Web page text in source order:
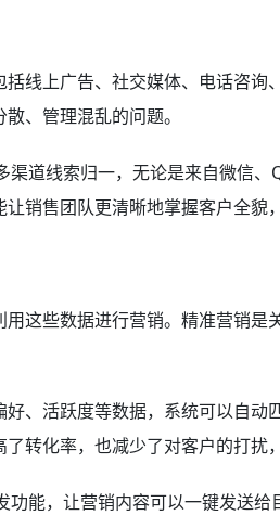
线上广告、社交媒体、电话咨询
、管理混乱的问题。
道线索归一，无论是来自微信
销售团队更清晰地掌握客户全貌
这些数据进行营销。精准营销是
、活跃度等数据，系统可以自动
转化率，也减少了对客户的打扰
能，让营销内容可以一键发送给